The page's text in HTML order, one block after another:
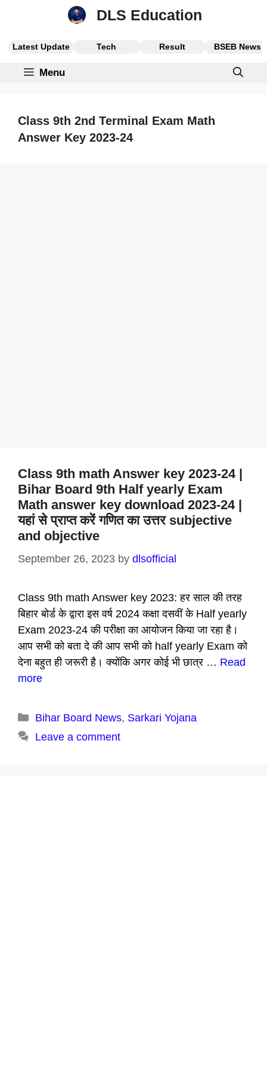
DLS Education
Latest Update Tech Result BSEB News
Menu
Class 9th 2nd Terminal Exam Math
Answer Key 2023-24
Class 9th math Answer key 2023-24 |
Bihar Board 9th Half yearly Exam
Math answer key download 2023-24 |
यहां से प्राप्त करें गणित का उत्तर subjective
and objective
September 26, 2023 by dlsofficial
Class 9th math Answer key 2023: हर साल की तरह
बिहार बोर्ड के द्वारा इस वर्ष 2024 कक्षा दसवीं के Half yearly
Exam 2023-24 की परीक्षा का आयोजन किया जा रहा है।
आप सभी को बता दे की आप सभी को half yearly Exam को
देना बहुत ही जरूरी है। क्योंकि अगर कोई भी छात्र … Read
more
Categories
Bihar Board News, Sarkari Yojana
Leave a comment